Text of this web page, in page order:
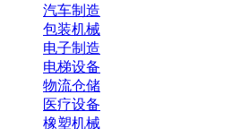
汽车制造
包装机械
电子制造
电梯设备
物流仓储
医疗设备
橡塑机械